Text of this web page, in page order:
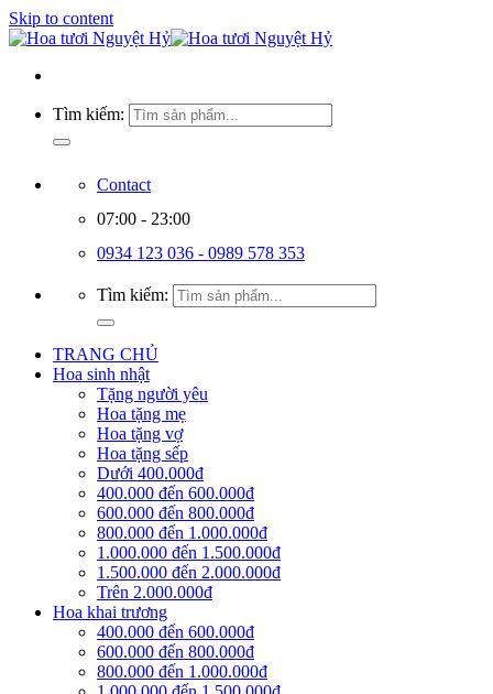
Skip to content
Tìm kiếm:
Contact
07:00 - 23:00
0934 123 036 - 0989 578 353
Tìm kiếm:
TRANG CHỦ
Hoa sinh nhật
Tặng người yêu
Hoa tặng mẹ
Hoa tặng vợ
Hoa tặng sếp
Dưới 400.000đ
400.000 đến 600.000đ
600.000 đến 800.000đ
800.000 đến 1.000.000đ
1.000.000 đến 1.500.000đ
1.500.000 đến 2.000.000đ
Trên 2.000.000đ
Hoa khai trương
400.000 đến 600.000đ
600.000 đến 800.000đ
800.000 đến 1.000.000đ